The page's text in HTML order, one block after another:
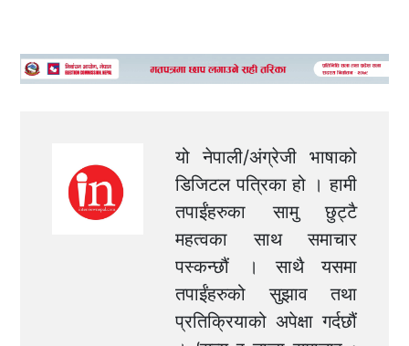
यो नेपाली/अंग्रेजी भाषाको
डिजिटल पत्रिका हो । हामी
तपाईंहरुका सामु छुट्टै
महत्वका साथ समाचार
पस्कन्छौं । साथै यसमा
तपाईंहरुको सुझाव तथा
प्रतिक्रियाको अपेक्षा गर्दछौं